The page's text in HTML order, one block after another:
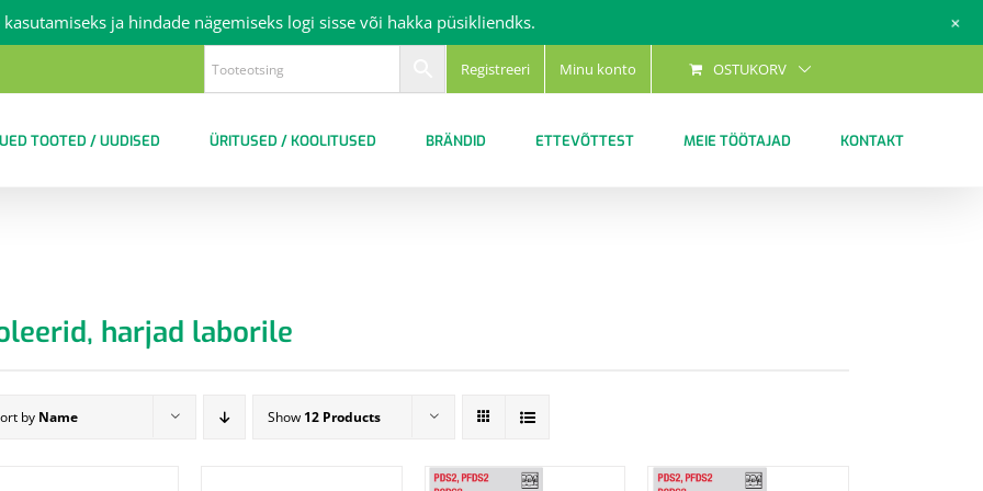
Registreeri Minu konto OSTUKORV
TOOTED / UUDISED ÜRITUSED / KOOLITUSED BRÄNDID ETTEVÕTTEST MEIE TÖÖTAJAD KONTAKT
harjad laborile
by Name Show 12 Products
kasutamiseks ja hindade nägemiseks logi sisse või hakka püsikliendks. +